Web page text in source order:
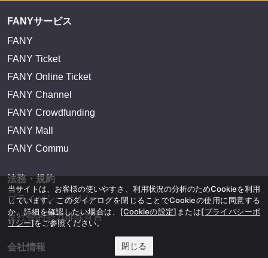
FANYサービス
FANY
FANY Ticket
FANY Online Ticket
FANY Channel
FANY Crowdfunding
FANY Mall
FANY Commu
法務・規約
プライバシーポリシー
反社会的勢力排除宣言
会社情報
当サイトは、お客様の使いやすさ、利用状況の分析のためCookieを利用
しています。このダイアログを閉じることでCookieの使用に同意する
か、詳細を確認したい場合は、 [Cookieの設定] または[プライバシーポ
リシー]をご参照ください。
閉じる